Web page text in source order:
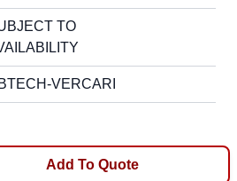
TO
VERCARI
Add To Quote